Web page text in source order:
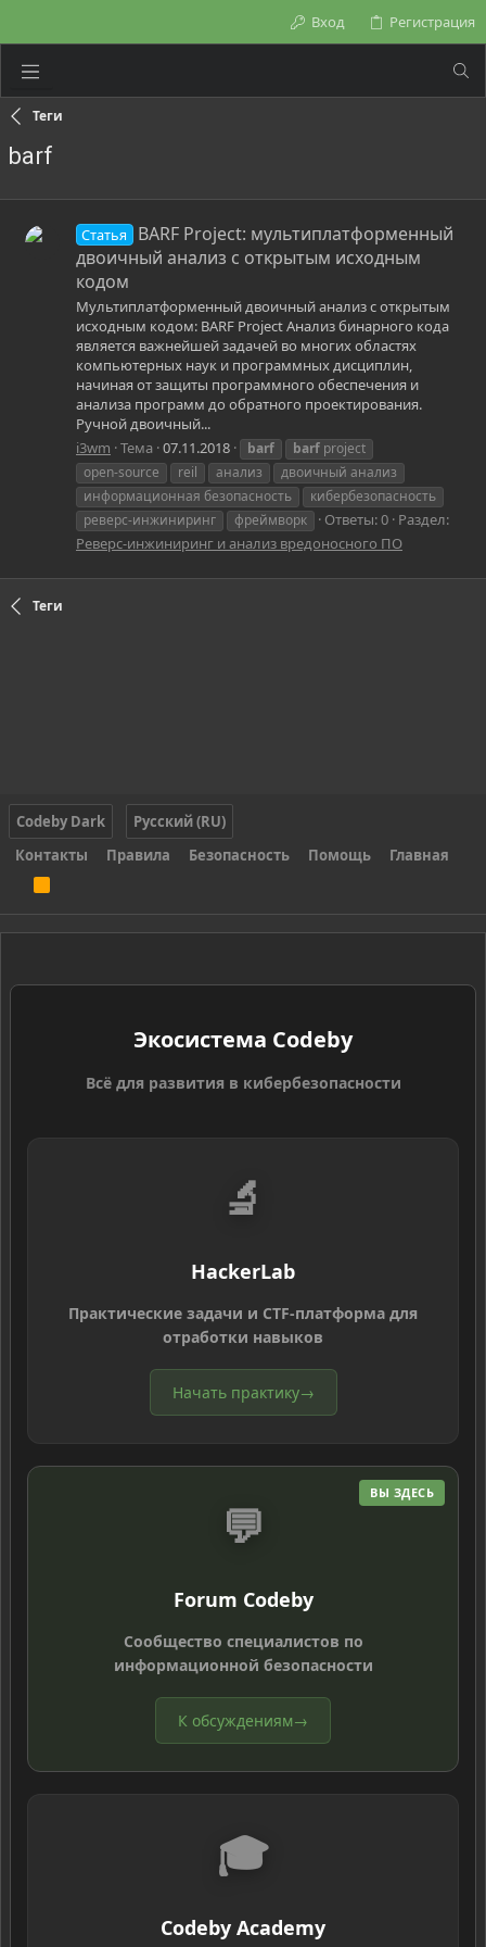
Вход Регистрация
Теги
barf
Статья
BARF Project: мультиплатформенный
двоичный анализ с открытым исходным
кодом
Мультиплатформенный двоичный анализ с открытым
исходным кодом: BARF Project Анализ бинарного кода
является важнейшей задачей во многих областях
компьютерных наук и программных дисциплин,
начиная от защиты программного обеспечения и
анализа программ до обратного проектирования.
Ручной двоичный...
i3wm Тема 07.11.2018 barf barf project
open-source
reil анализ
двоичный анализ
информационная безопасность
кибербезопасность
реверс-инжиниринг
фреймворк Ответы: 0 Раздел:
Реверс-инжиниринг и анализ вредоносного ПО
Теги
Codeby Dark
Русский (RU)
Контакты
Правила Безопасность Помощь Главная
S
Экосистема Codeby
Всё для развития в кибербезопасности
🔬
HackerLab
Практические задачи и CTF-платформа для
отработки навыков
Начать практику→
ВЫ ЗДЕСЬ
💬
Forum Codeby
Сообщество специалистов по
информационной безопасности
К обсуждениям→
🎓
Codeby Academy